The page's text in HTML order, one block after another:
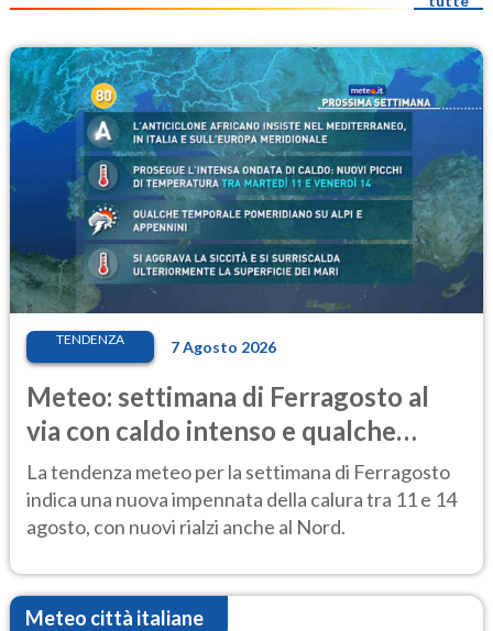
TENDENZA 7 Agosto 2026
Meteo: settimana di Ferragosto al
via con caldo intenso e qualche
temporale
La tendenza meteo per la settimana di Ferragosto
indica una nuova impennata della calura tra 11 e 14
agosto, con nuovi rialzi anche al Nord.
Meteo città italiane